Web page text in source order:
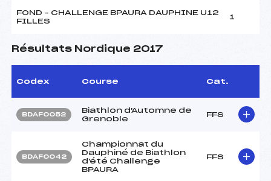
FOND – CHALLENGE BPAURA DAUPHINE U12
FILLES
1
Résultats Nordique 2017
Codex Course Cat.
BDAF0052
Biathlon d'Automne de
Grenoble
FFS
BDAF0042
Championnat du
Dauphiné de Biathlon
d'été Challenge
BPAURA
FFS